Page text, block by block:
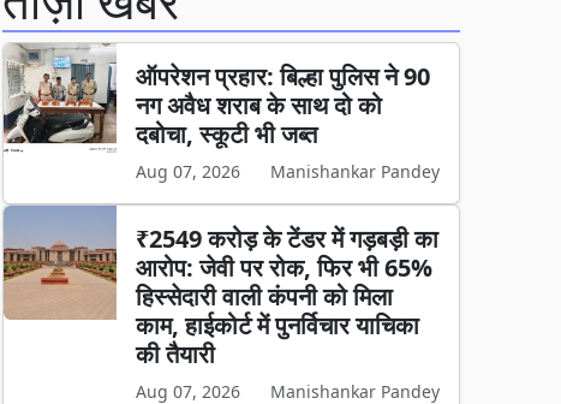
ऑपरेशन प्रहार: बिल्हा पुलिस ने 90
नग अवैध शराब के साथ दो को
दबोचा, स्कूटी भी जब्त
Aug 07, 2026 Manishankar Pandey
₹2549 करोड़ के टेंडर में गड़बड़ी का
आरोप: जेवी पर रोक, फिर भी 65%
हिस्सेदारी वाली कंपनी को मिला
काम, हाईकोर्ट में पुनर्विचार याचिका
की तैयारी
Aug 07, 2026 Manishankar Pandey